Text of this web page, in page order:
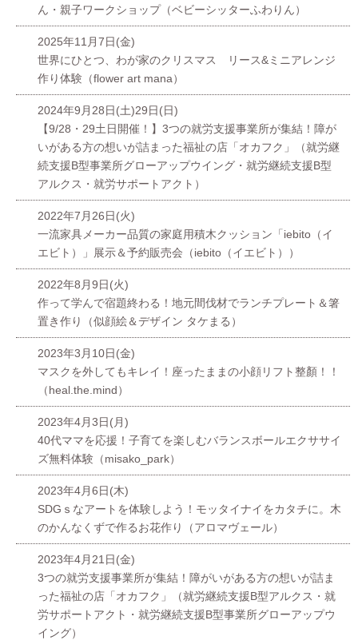
ん・親子ワークショップ（ベビーシッターふわりん）
2025年11月7日(金)
世界にひとつ、わが家のクリスマス リース&ミニアレンジ
作り体験（flower art mana）
2024年9月28日(土)29日(日)
【9/28・29土日開催！】3つの就労支援事業所が集結！障が
いがある方の想いが詰まった福祉の店「オカフク」（就労継
続支援B型事業所グローアップウイング・就労継続支援B型
アルクス・就労サポートアクト）
2022年7月26日(火)
一流家具メーカー品質の家庭用積木クッション「iebito（イ
エビト）」展示＆予約販売会（iebito（イエビト））
2022年8月9日(火)
作って学んで宿題終わる！地元間伐材でランチプレート＆箸
置き作り（似顔絵＆デザイン タケまる）
2023年3月10日(金)
マスクを外してもキレイ！座ったままの小顔リフト整顏！！
（heal.the.mind）
2023年4月3日(月)
40代ママを応援！子育てを楽しむバランスボールエクササイ
ズ無料体験（misako_park）
2023年4月6日(木)
SDGｓなアートを体験しよう！モッタイナイをカタチに。木
のかんなくずで作るお花作り（アロマヴェール）
2023年4月21日(金)
3つの就労支援事業所が集結！障がいがある方の想いが詰ま
った福祉の店「オカフク」（就労継続支援B型アルクス・就
労サポートアクト・就労継続支援B型事業所グローアップウ
イング）